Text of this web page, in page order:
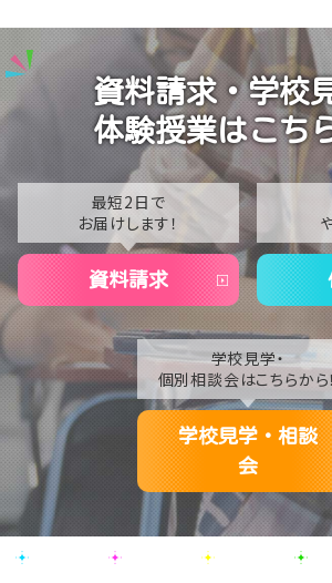
【宇都宮】推し活ネイルも楽しんじゃ
【宇都宮】AI活用術を学びました💻💭
2025
2024
資料請求・学校
体験授業はこち
最短2日で
お届けします！
資料請求
学校見学・
個別相談会はこちらから！
学校見学・相談
会